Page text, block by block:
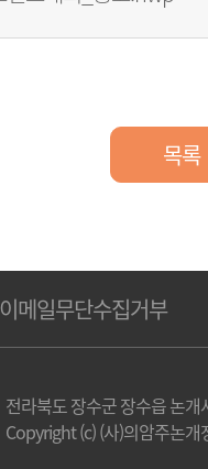
목록
이메일무단수집거부
전라북도 장수군 장수읍 논개
Copyright (c) (사)의암주논